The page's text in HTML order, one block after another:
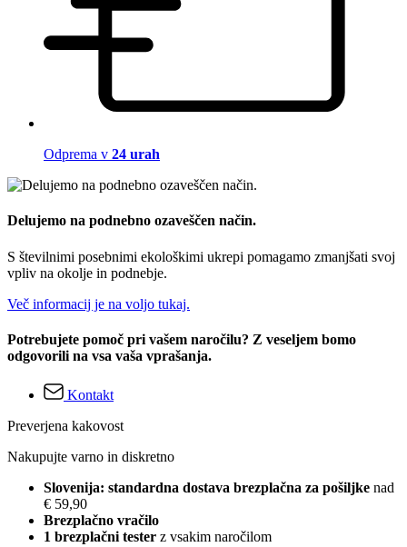
Odprema v 24 urah
Delujemo na podnebno ozaveščen način.
S številnimi posebnimi ekološkimi ukrepi pomagamo zmanjšati svoj
vpliv na okolje in podnebje.
Več informacij je na voljo tukaj.
Potrebujete pomoč pri vašem naročilu? Z veseljem bomo
odgovorili na vsa vaša vprašanja.
Kontakt
Preverjena kakovost
Nakupujte varno in diskretno
Slovenija: standardna dostava brezplačna za pošiljke nad
€ 59,90
Brezplačno vračilo
1 brezplačni tester z vsakim naročilom